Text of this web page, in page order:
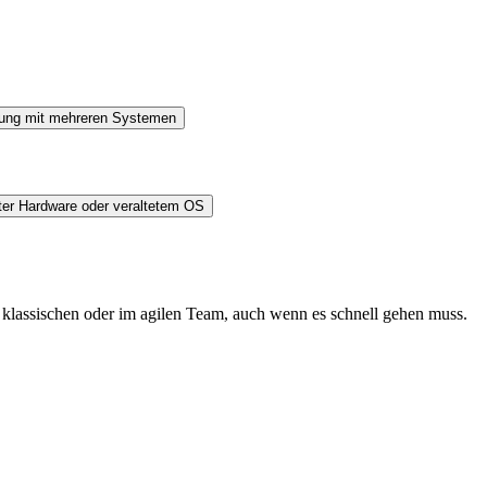
mit mehreren Systemen
Hardware oder veraltetem OS
oder im agilen Team, auch wenn es schnell gehen muss.